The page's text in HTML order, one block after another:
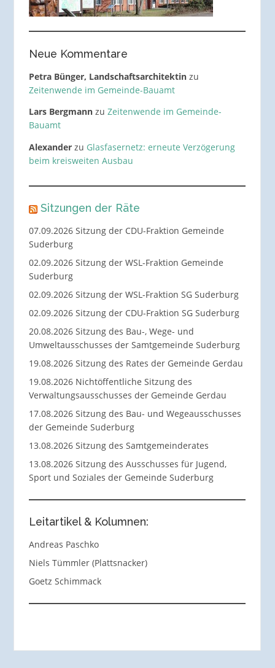
Neue Kommentare
Petra Bünger, Landschaftsarchitektinzu
Zeitenwende im Gemeinde-Bauamt
Lars Bergmannzu Zeitenwende im Gemeinde-
Bauamt
Alexanderzu Glasfasernetz: erneute Verzögerung
beim kreisweiten Ausbau
Sitzungen der Räte
07.09.2026 Sitzung der CDU-Fraktion Gemeinde
Suderburg
02.09.2026 Sitzung der WSL-Fraktion Gemeinde
Suderburg
02.09.2026 Sitzung der WSL-Fraktion SG Suderburg
02.09.2026 Sitzung der CDU-Fraktion SG Suderburg
20.08.2026 Sitzung des Bau-, Wege- und
Umweltausschusses der Samtgemeinde Suderburg
19.08.2026 Sitzung des Rates der Gemeinde Gerdau
19.08.2026 Nichtöffentliche Sitzung des
Verwaltungsausschusses der Gemeinde Gerdau
17.08.2026 Sitzung des Bau- und Wegeausschusses
der Gemeinde Suderburg
13.08.2026 Sitzung des Samtgemeinderates
13.08.2026 Sitzung des Ausschusses für Jugend,
Sport und Soziales der Gemeinde Suderburg
Leitartikel & Kolumnen:
Andreas Paschko
Niels Tümmler (Plattsnacker)
Goetz Schimmack